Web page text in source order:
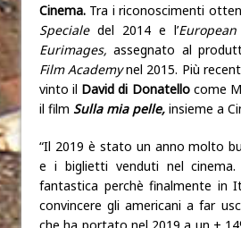
Cinema. Tra i riconoscimenti
Specialedel 2014 e l’
Eurimages,assegnato al
Film Academynel 2015. Più
vinto il David di Donatello come
il film Sulla mia pelle, insieme a
“Il 2019 è stato un anno molto
e i biglietti venduti nel cinema.
fantastica perchè finalmente in
convincere gli americani a far